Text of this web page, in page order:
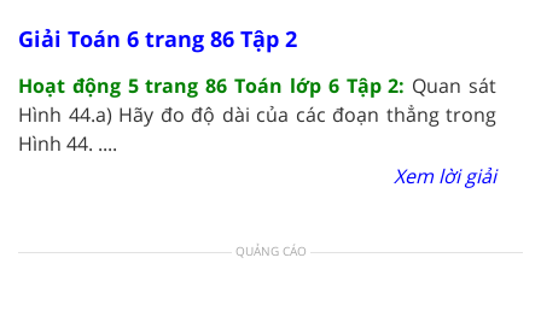
Giải Toán 6 trang 86 Tập 2
Hoạt động 5 trang 86 Toán lớp 6 Tập 2: Quan sát
Hình 44.a) Hãy đo độ dài của các đoạn thẳng trong
Hình 44. ....
Xem lời giải
QUẢNG CÁO